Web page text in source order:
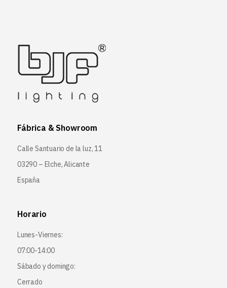
Fábrica & Showroom
Calle Santuario de la luz, 11
03290 – Elche, Alicante
España
Horario
Lunes-Viernes:
07:00-14:00
Sábado y domingo:
Cerrado